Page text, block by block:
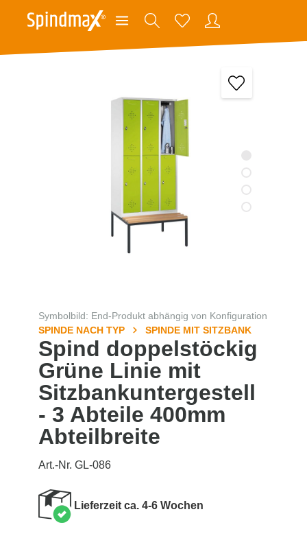
Symbolbild: End-Produkt abhängig von Konfiguration
SPINDE NACH TYP
SPINDE MIT SITZBANK
Spind doppelstöckig
Grüne Linie mit
Sitzbankuntergestell
- 3 Abteile 400mm
Abteilbreite
Art.-Nr. GL-086
Lieferzeit ca. 4-6 Wochen